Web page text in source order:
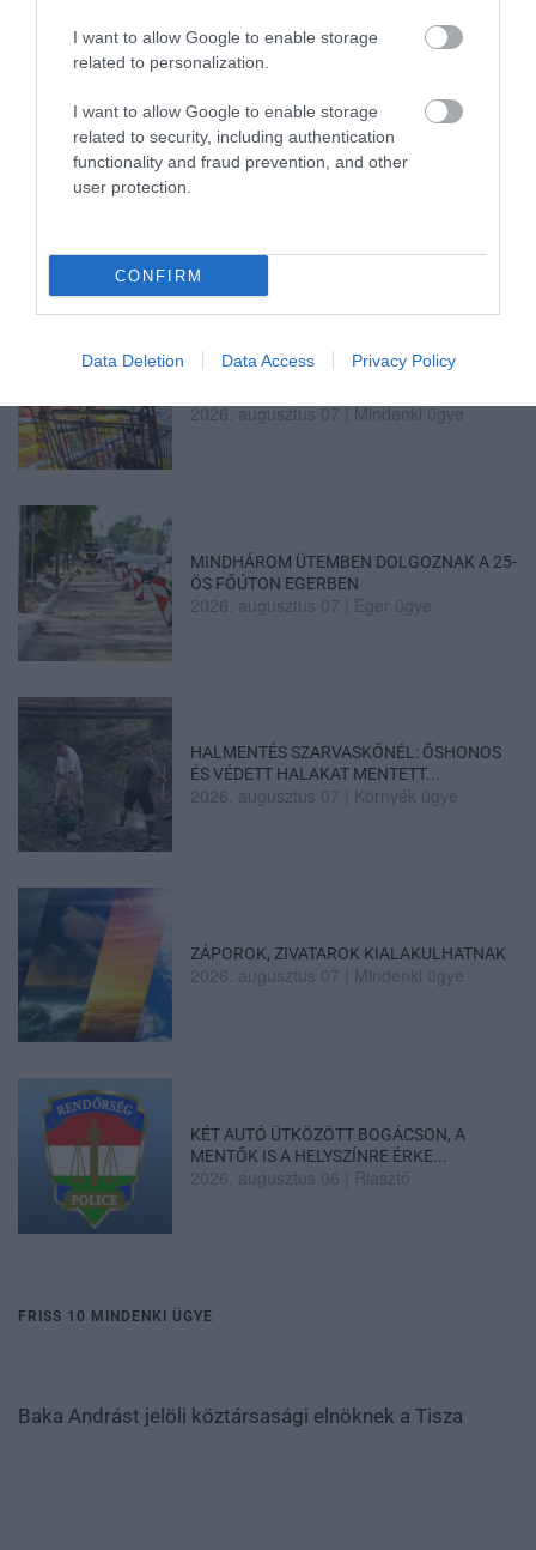
I want to allow Google to enable storage
related to personalization.
I want to allow Google to enable storage
related to security, including authentication
functionality and fraud prevention, and other
user protection.
CONFIRM
Data Deletion Data Access Privacy Policy
2026. augusztus 07|Promóció
TÍZ ÉVE NEM VOLT ILYEN ALACSONY AZ
2026. augusztus 07|Mindenki ügye
MINDHÁROM ÜTEMBEN DOLGOZNAK A 25-
ÖS FŐÚTON EGERBEN
2026. augusztus 07 Eger ügye
HALMENTÉS SZARVASKŐNÉL: ŐSHONOS
ÉS VÉDETT HALAKAT MENTETT...
2026. augusztus 07 Környék ügye
ZÁPOROK, ZIVATAROK KIALAKULHATNAK
2026. augusztus 07 Mindenki ügye
KÉT AUTÓ ÜTKÖZÖTT BOGÁCSON, A
MENTŐK IS A HELYSZÍNRE ÉRKE...
2026. augusztus 06 Riasztó
FRISS 10 MINDENKI ÜGYE
Baka Andrást jelöli köztársasági elnöknek a Tisza